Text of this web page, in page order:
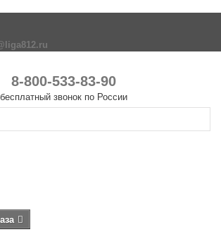
8-800-533-83-90
бесплатный звонок по России